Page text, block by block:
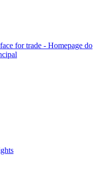
for trade - Homepage do